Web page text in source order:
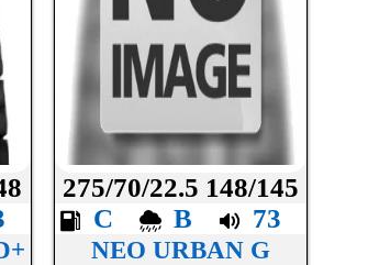
275/70/22.5 148/145
C
B 73
NEO URBAN G